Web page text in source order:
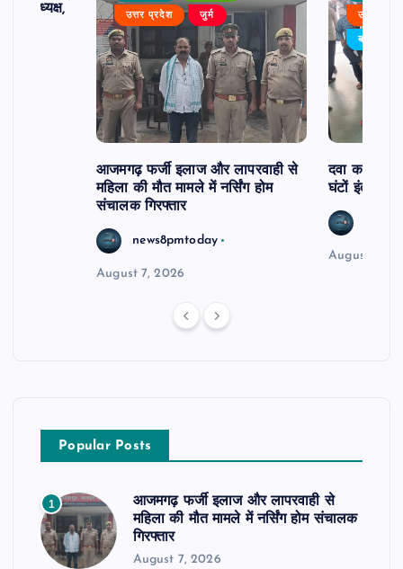
बने अध्यक्ष,
उत्तर प्रदेश जुर्म
आजमगढ़ फर्जी इलाज और लापरवाही से
महिला की मौत मामले में नर्सिंग होम
संचालक गिरफ्तार
news8pmtoday
August 7, 2026
उत्तर
बड़ी खबर
दवा कक्ष में
घंटों इंतजार
August 6,
Popular Posts
1
आजमगढ़ फर्जी इलाज और लापरवाही से
महिला की मौत मामले में नर्सिंग होम संचालक
गिरफ्तार
August 7, 2026